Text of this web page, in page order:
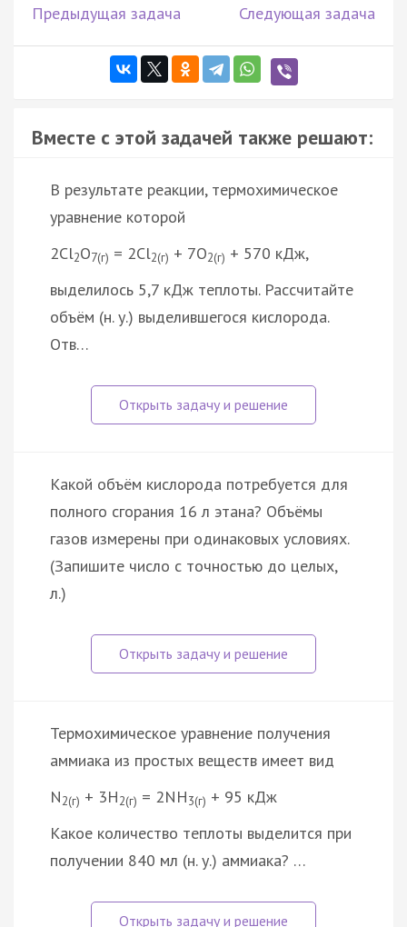
Предыдущая задача Следующая задача
Вместе с этой задачей также решают:
В результате реакции, термохимическое
уравнение которой
2Cl2O7(г) = 2Cl2(г) + 7O2(г) + 570 кДж,
выделилось 5,7 кДж теплоты. Рассчитайте
объём (н. у.) выделившегося кислорода.
Отв…
Какой объём кислорода потребуется для
полного сгорания 16 л этана? Объёмы
газов измерены при одинаковых условиях.
(Запишите число с точностью до целых,
л.)
Термохимическое уравнение получения
аммиака из простых веществ имеет вид
N2(г) + 3H2(г) = 2NH3(г) + 95 кДж
Какое количество теплоты выделится при
получении 840 мл (н. у.) аммиака? …